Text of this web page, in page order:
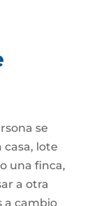
se
lote
una finca,
a otra
a cambio